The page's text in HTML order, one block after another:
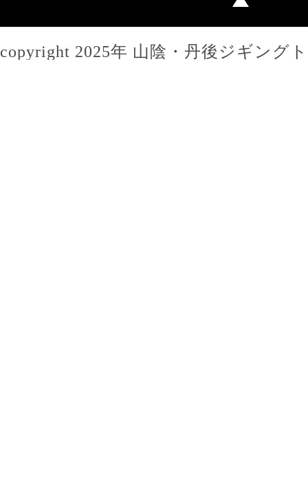
copyright 2025年 山陰・丹後ジギング